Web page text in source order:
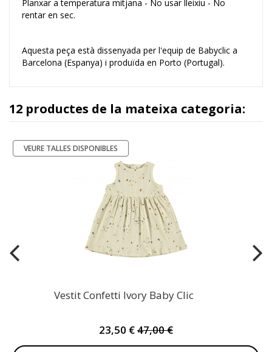
Planxar a temperatura mitjana - No usar lleixiu - No
rentar en sec.
Aquesta peça està dissenyada per l'equip de Babyclic a
Barcelona (Espanya) i produïda en Porto (Portugal).
12 productes de la mateixa categoria:
-50%
VEURE TALLES DISPONIBLES
Vestit Confetti Ivory Baby Clic
23,50 €47,00 €